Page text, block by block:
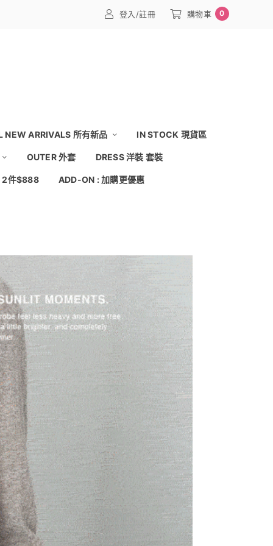
登入/註冊 購物車 0
NEW ARRIVALS 所有新品 IN STOCK 現貨區
OUTER 外套 DRESS 洋裝 套裝
2件$888 ADD-ON : 加購更優惠